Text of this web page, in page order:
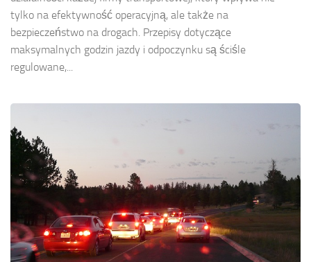
tylko na efektywność operacyjną, ale także na
bezpieczeństwo na drogach. Przepisy dotyczące
maksymalnych godzin jazdy i odpoczynku są ściśle
regulowane,...